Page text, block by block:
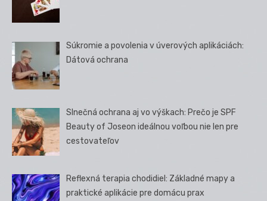
Súkromie a povolenia v úverových aplikáciách:
Dátová ochrana
Slnečná ochrana aj vo výškach: Prečo je SPF
Beauty of Joseon ideálnou voľbou nie len pre
cestovateľov
Reflexná terapia chodidiel: Základné mapy a
praktické aplikácie pre domácu prax